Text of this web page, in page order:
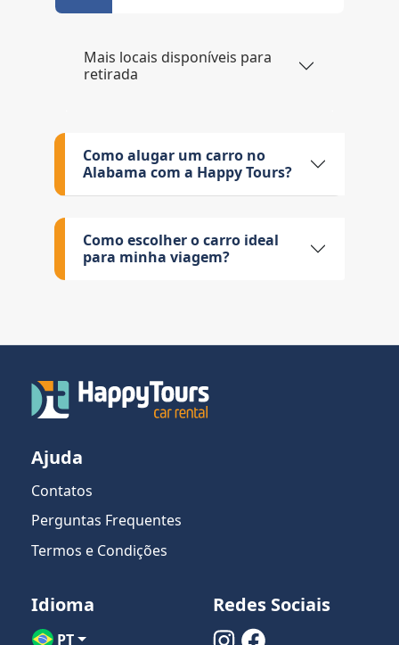
Mais locais disponíveis para
retirada
Como alugar um carro no
Alabama com a Happy Tours?
Como escolher o carro ideal
para minha viagem?
Ajuda
Contatos
Perguntas Frequentes
Termos e Condições
Idioma
PT
Redes Sociais